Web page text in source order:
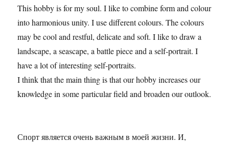
This hobby is for my soul. I like to combine form and colour
into harmonious unity. I use different colours. The colours
may be cool and restful, delicate and soft. I like to draw a
landscape, a seascape, a battle piece and a self-portrait. I
have a lot of interesting self-portraits.
I think that the main thing is that our hobby increases our
knowledge in some particular field and broaden our outlook.
Спорт является очень важным в моей жизни. И,